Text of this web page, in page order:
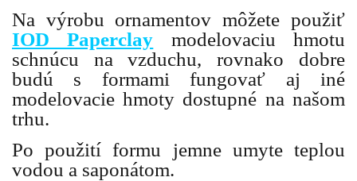
Na výrobu ornamentov môžete použiť
IOD Paperclay modelovaciu hmotu
schnúcu na vzduchu, rovnako dobre
budú s formami fungovať aj iné
modelovacie hmoty dostupné na našom
trhu.
Po použití formu jemne umyte teplou
vodou a saponátom.